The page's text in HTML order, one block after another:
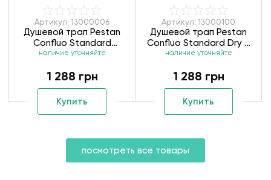
Артикул: 13000006
Душевой трап Pestan
Confluo Standard
13000006
наличие уточняйте
1 288 грн
Купить
Артикул: 13000100
Душевой трап Pestan
Confluo Standard Dry 3
Mask 13000100
наличие уточняйте
1 288 грн
Купить
посмотреть все товары